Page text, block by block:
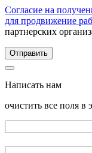
Согласие на
для продвижение
партнерских
Написать нам
очистить все поля в